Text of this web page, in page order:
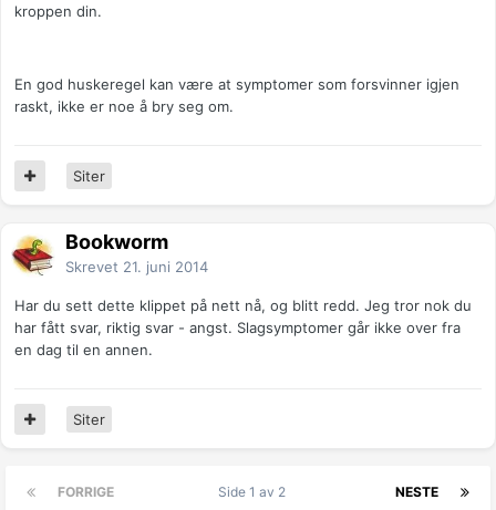
kroppen din.
En god huskeregel kan være at symptomer som forsvinner igjen
raskt, ikke er noe å bry seg om.
Siter
Bookworm
Skrevet 21. juni 2014
Har du sett dette klippet på nett nå, og blitt redd. Jeg tror nok du
har fått svar, riktig svar - angst. Slagsymptomer går ikke over fra
en dag til en annen.
Siter
FORRIGE NESTE
Side 1 av 2